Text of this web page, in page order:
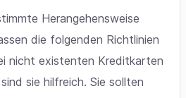
Herangehensweise
die folgenden Richtlinien
nicht existenten Kreditkarten
sie hilfreich. Sie sollten